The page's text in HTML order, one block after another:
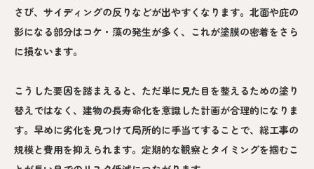
さび、サイディングの反りなどが出やすくなります。北面や庇の
影になる部分はコケ・藻の発生が多く、これが塗膜の密着をさら
に損ないます。
こうした要因を踏まえると、ただ単に見た目を整えるための塗り
替えではなく、建物の長寿命化を意識した計画が合理的になりま
す。早めに劣化を見つけて局所的に手当てすることで、総工事の
規模と費用を抑えられます。定期的な観察とタイミングを掴むこ